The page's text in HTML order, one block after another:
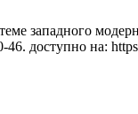
западного
46. доступно на: